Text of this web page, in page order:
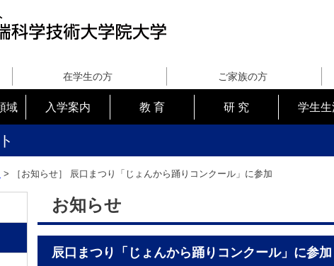
在学生の方 ご家族の方
域 入学案内 教 育 研 究 学生生
> ［お知らせ］ 辰口まつり「じょんから踊りコンクール」に参加
お知らせ
辰口まつり「じょんから踊りコンクール」に参加